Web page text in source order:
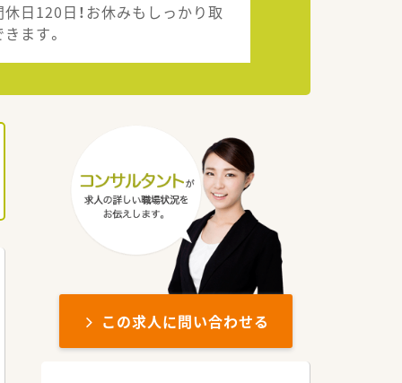
休日120日！お休みもしっかり取
ます。
この求人に問い合わせる